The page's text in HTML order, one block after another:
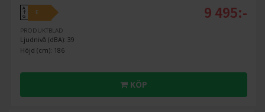
A
↑
G
E
PRODUKTBLAD
Ljudnivå (dBA): 39
Höjd (cm): 186
9 495:-
KÖP